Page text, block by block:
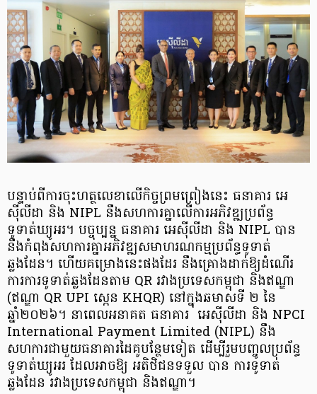
បន្ទាប់​ពី​ការ​ចុះ​ហត្ថលេខា​លើ​កិច្ច​ព្រម​ព្រៀង​នេះ ធនាគារ​ អេ
ស៊ីលីដា និង NIPL នឹង​សហការ​គ្នា​លើ​ការអភិវឌ្ឍ​ប្រព័ន្ធ​
ទូទាត់ឃ្យូអរ។ បច្ចុប្បន្ន ធនាគារ អេស៊ីលីដា និង NIPL បាន
នឹងកំពុងសហការគ្នាអភិវឌ្ឍសមាហរណកម្មប្រព័ន្ធទូទាត់
ឆ្លងដែន។ ហើយគម្រោងនេះផងដែរ នឹងគ្រោងដាក់ឱ្យដំណើរ
ការការទូទាត់ឆ្លងដែនតាម QR រវាងប្រទេសកម្ពុជា និងឥណ្ឌា
(ឥណ្ឌា QR UPI ស្កេន KHQR) នៅក្នុងឆមាសទី ២ នៃ
ឆ្នាំ២០២៦។ នាពេលអនាគត ធនាគារ អេស៊ីលីដា និង NPCI
International Payment Limited (NIPL) នឹង
សហការជាមួយធនាគារដៃគូបន្ថែមទៀត ដើម្បីរួមបញ្ចូលប្រព័ន្ធ
ទូទាត់ឃ្យូអរ ដែលអាចឱ្យ អតិថិជនទទួល បាន ការទូទាត់
ឆ្លងដែន រវាងប្រទេសកម្ពុជា និងឥណ្ឌា។